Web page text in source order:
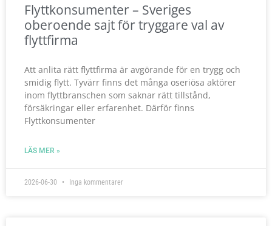
Flyttkonsumenter – Sveriges
oberoende sajt för tryggare val av
flyttfirma
Att anlita rätt flyttfirma är avgörande för en trygg och
smidig flytt. Tyvärr finns det många oseriösa aktörer
inom flyttbranschen som saknar rätt tillstånd,
försäkringar eller erfarenhet. Därför finns
Flyttkonsumenter
LÄS MER »
2026-06-30 Inga kommentarer